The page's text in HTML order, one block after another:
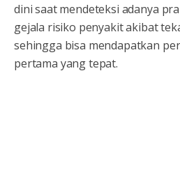
dini saat mendeteksi adanya
gejala risiko penyakit akibat
sehingga bisa mendapatkan
pertama yang tepat.